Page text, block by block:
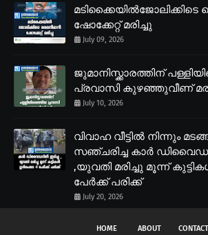
ഷോക്കേറ്റ് മരിച്ചു
July 09, 2026
ജുമാനിസ്ക്കാരത്തിന്
പ്രവാസി കുഴഞ്ഞുവീണ്
July 10, 2026
വിവാഹ വീട്ടിൽ നിന്നും
സഞ്ചരിച്ച കാർ
,യുവതി മരിച്ചു മൂന്ന്
പേർക്ക് പരിക്ക്
July 20, 2026
HOME ABOUT